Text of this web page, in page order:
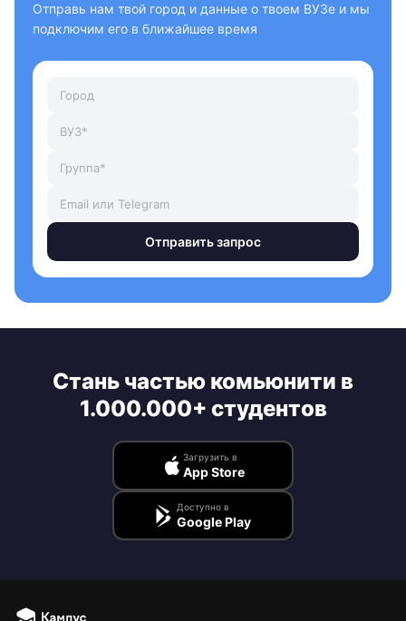
Отправь нам твой город и данные о твоем ВУЗе и мы
подключим его в ближайшее время
Отправить запрос
Стань частью комьюнити в
1.000.000+ студентов
Загрузить в
App Store
Доступно в
Google Play